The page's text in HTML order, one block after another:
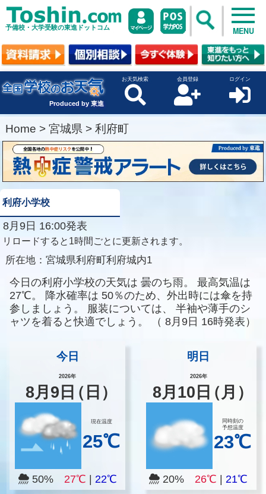
予備校・大学受験の東進ドットコム MENU
Produced by 東進
お天気検索 会員登録 ログイン
Home > 宮城県 > 利府町
利府小学校
8月9日 16:00発表
リロードすると1時間ごとに更新されます。
所在地： 宮城県利府町利府城内1
今日の利府小学校の天気は 曇のち雨。
最高気温は
27℃。
降水確率は 50％のため、外出時には傘を持
参しましょう。
服装については、
半袖や薄手のシ
ャツを着ると快適でしょう。
（ 8月9日 16時発表）
今日
2026年
8月 9 日（日）
現在温度
25℃
50% 27℃ 22℃
明日
2026年
8月 10 日（月）
同時刻の
予想温度
23℃
20% 26℃ |21℃